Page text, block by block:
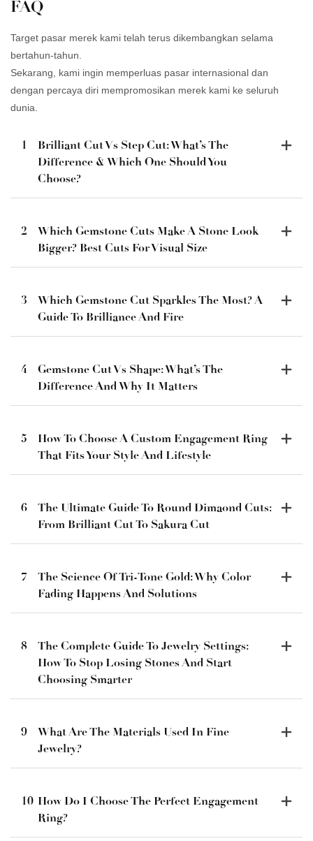
FAQ
Target pasar merek kami telah terus dikembangkan selama
bertahun-tahun.
Sekarang, kami ingin memperluas pasar internasional dan
dengan percaya diri mempromosikan merek kami ke seluruh
dunia.
1
Brilliant Cut Vs Step Cut: What’s The
Difference & Which One Should You
Choose?
2
Which Gemstone Cuts Make A Stone Look
Bigger? Best Cuts For Visual Size
3
Which Gemstone Cut Sparkles The Most? A
Guide To Brilliance And Fire
4
Gemstone Cut Vs Shape: What’s The
Difference And Why It Matters
5
How To Choose A Custom Engagement Ring
That Fits Your Style And Lifestyle
6
The Ultimate Guide To Round Dimaond Cuts:
From Brilliant Cut To Sakura Cut
7
The Science Of Tri-Tone Gold: Why Color
Fading Happens And Solutions
8
The Complete Guide To Jewelry Settings:
How To Stop Losing Stones And Start
Choosing Smarter
9
What Are The Materials Used In Fine
Jewelry?
10 How Do I Choose The Perfect Engagement
Ring?